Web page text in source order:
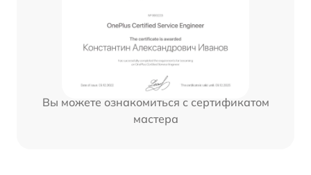
Вы можете ознакомиться с сертификатом
мастера